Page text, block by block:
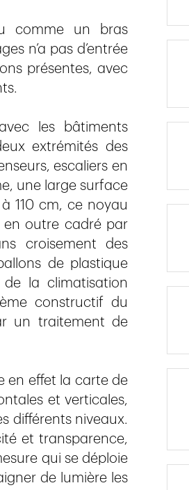
comme un bras
n’a pas d’entrée
présentes, avec
les bâtiments
extrémités des
escaliers en
une large surface
110 cm, ce noyau
en outre cadré par
croisement des
de plastique
la climatisation
constructif du
un traitement de
en effet la carte de
et verticales,
différents niveaux.
et transparence,
qui se déploie
de lumière les